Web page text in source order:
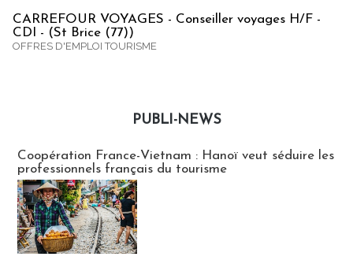
CARREFOUR VOYAGES - Conseiller voyages H/F -
CDI - (St Brice (77))
OFFRES D'EMPLOI TOURISME
PUBLI-NEWS
Coopération France-Vietnam : Hanoï veut séduire les
professionnels français du tourisme